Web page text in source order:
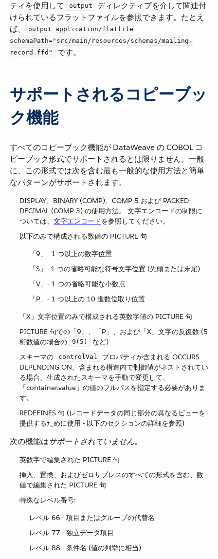
ティを使用して ​
output
​ ディレクティブを介して関連付
けられているフラットファイルを参照できます。たとえ
ば、​
output application/flatfile
schemaPath="src/main/resources/schemas/mailing-
record.ffd"
​ です。
サポートされるコピーブッ
ク機能
すべてのコピーブック機能が DataWeave の COBOL コ
ピーブック形式でサポートされるとは限りません。一般
に、この形式では次を含む最も一般的な使用方法と簡単
なパターンがサポートされます。
DISPLAY、BINARY (COMP)、COMP-5 および PACKED-
DECIMAL (COMP-3) の使用方法。 文字エンコードの制限に
ついては、​ 文字エンコード​を参照してください。
以下のみで構成される数値の PICTURE 句
「9」- 1 つ以上の数字位置
「S」- 1 つの省略可能な符号文字位置 (先頭または末尾)
「V」- 1 つの省略可能な小数点
「P」- 1 つ以上の 10 進数位取り位置
「X」文字位置のみで構成される英数字値の PICTURE 句
PICTURE 句での「9」、「P」、および「X」文字の反復数 (5
桁数値の場合の ​
9(5)
​ など)
スキーマの ​
controlVal
​ プロパティが含まれる OCCURS
DEPENDING ON。含まれる構造内で制御値がネストされてい
る場合、生成されたスキーマを手動で変更して、
「container.value」の値のフルパスを指定する必要がありま
す。
REDEFINES 句 (レコードデータの同じ部分の異なるビューを
提供するために使用 - 以下のセクションの詳細を参照)
次の機能は​サポートされていません​。
英数字で編集された PICTURE 句
挿入、置換、およびゼロサプレスのすべての形式を含む、数
値で編集された PICTURE 句
特殊なレベル番号:
レベル 66 - 項目またはグループの代替名
レベル 77 - 独立データ項目
レベル 88 - 条件名 (値の列挙に相当)